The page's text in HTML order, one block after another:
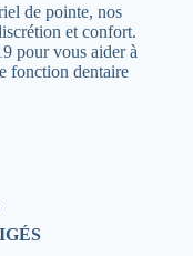
de pointe, nos
et confort.
pour vous aider à
fonction dentaire